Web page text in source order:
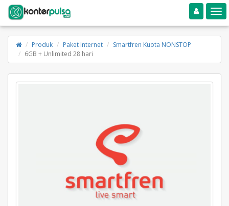
Toggle navigation
Produk Paket Internet
Smartfren Kuota NONSTOP
6GB + Unlimited 28 hari